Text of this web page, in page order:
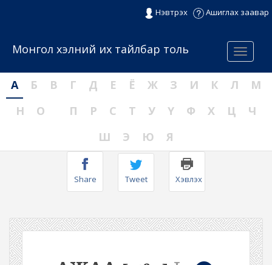
Нэвтрэх Ашиглах заавар
Menu
Монгол хэлний их тайлбар толь
А Б В Г Д Е Ё Ж З И К Л
М
Н
О П Р С Т У Ү Ф Х Ц
Ч
Ш
Э Ю Я
Share Tweet Хэвлэх